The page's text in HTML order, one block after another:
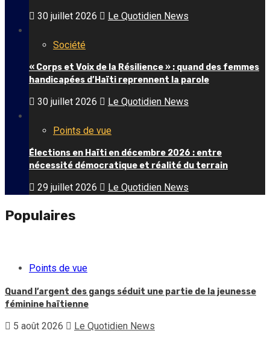
30 juillet 2026 Le Quotidien News
Société
« Corps et Voix de la Résilience » : quand des femmes
handicapées d’Haïti reprennent la parole
30 juillet 2026 Le Quotidien News
Points de vue
Élections en Haïti en décembre 2026 : entre
nécessité démocratique et réalité du terrain
29 juillet 2026 Le Quotidien News
Populaires
Points de vue
Quand l’argent des gangs séduit une partie de la jeunesse
féminine haïtienne
5 août 2026 Le Quotidien News